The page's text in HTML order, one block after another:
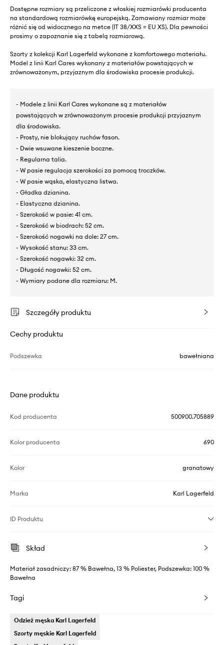
Dostępne rozmiary są przeliczone z włoskiej rozmiarówki producenta
na standardową rozmiarówkę europejską. Zamawiany rozmiar może
różnić się od widocznego na metce (IT 38/XXS = EU XS). Dla pewności
prosimy o zapoznanie się z tabelą rozmiarową.
Szorty z kolekcji Karl Lagerfeld wykonane z komfortowego materiału.
Model z linii Karl Cares wykonany z materiałów powstających w
zrównoważonym, przyjaznym dla środowiska procesie produkcji.
- Modele z linii Karl Cares wykonane są z materiałów
powstających w zrównoważonym procesie produkcji przyjaznym
dla środowiska.
- Prosty, nie blokujący ruchów fason.
- Dwie wsuwane kieszenie boczne.
- Regularna talia.
- W pasie regulacja szerokości za pomocą troczków.
- W pasie wąska, elastyczna listwa.
- Gładka dzianina.
- Elastyczna dzianina.
- Szerokość w pasie: 41 cm.
- Szerokość w biodrach: 52 cm.
- Szerokość nogawki na dole: 27 cm.
- Wysokość stanu: 33 cm.
- Szerokość nogawki: 32 cm.
- Długość nogawki: 52 cm.
- Wymiary podane dla rozmiaru: M.
Szczegóły produktu
Cechy produktu
Podszewka bawełniana
Dane produktu
Kod producenta 500900.705889
Kolor producenta 690
Kolor granatowy
Marka Karl Lagerfeld
ID Produktu
Skład
Materiał zasadniczy: 87 % Bawełna, 13 % Poliester, Podszewka: 100 %
Bawełna
Tagi
Odzież męska Karl Lagerfeld
Szorty męskie Karl Lagerfeld